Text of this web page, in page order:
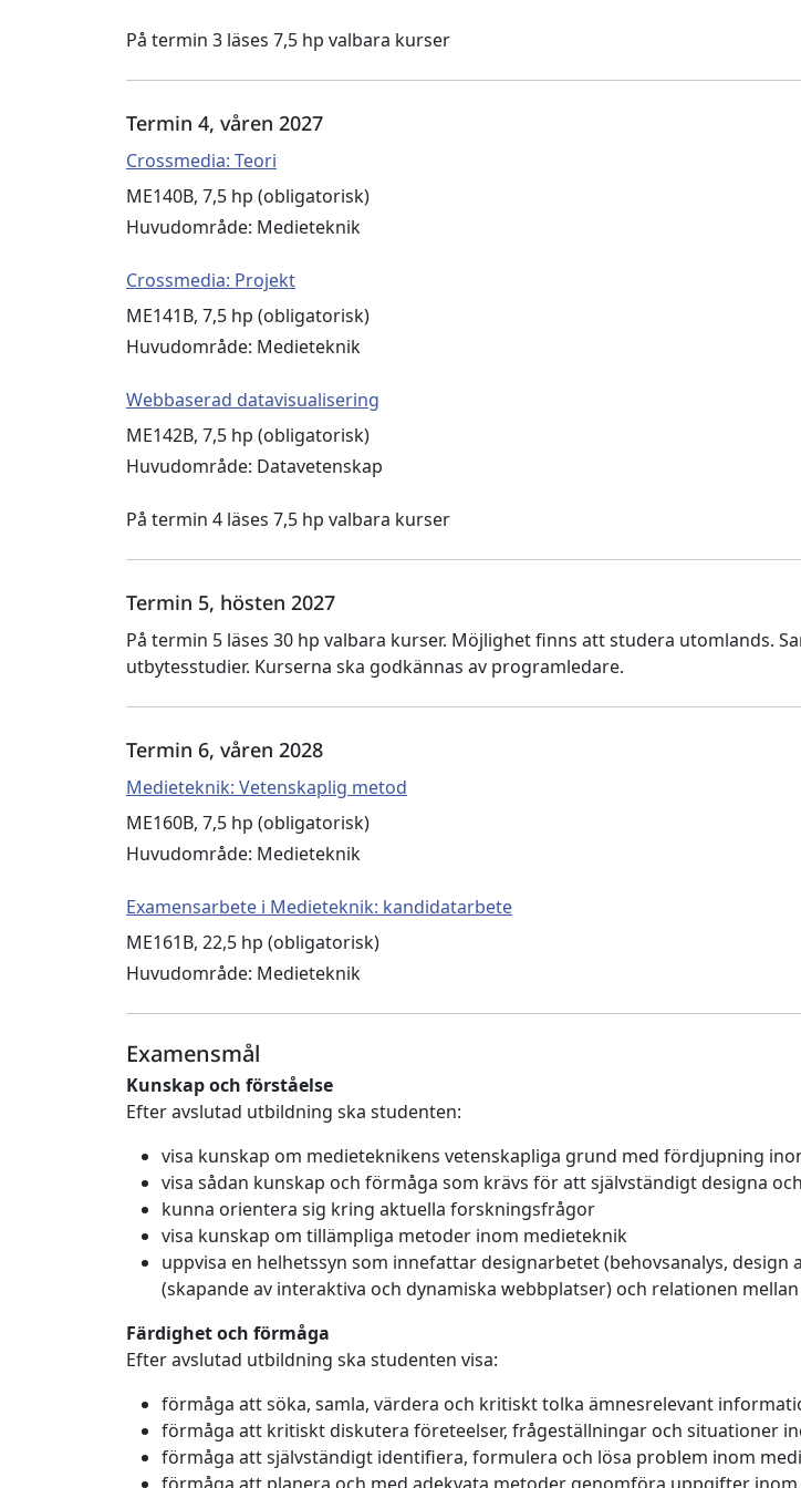
På termin 3 läses 7,5 hp valbara kurser
Termin 4, våren 2027
Crossmedia: Teori
ME140B, 7,5 hp (obligatorisk)
Huvudområde: Medieteknik
Crossmedia: Projekt
ME141B, 7,5 hp (obligatorisk)
Huvudområde: Medieteknik
Webbaserad datavisualisering
ME142B, 7,5 hp (obligatorisk)
Huvudområde: Datavetenskap
På termin 4 läses 7,5 hp valbara kurser
Termin 5, hösten 2027
På termin 5 läses 30 hp valbara kurser. Möjlighet finns att studera utomlands.
utbytesstudier. Kurserna ska godkännas av programledare.
Termin 6, våren 2028
Medieteknik: Vetenskaplig metod
ME160B, 7,5 hp (obligatorisk)
Huvudområde: Medieteknik
Examensarbete i Medieteknik: kandidatarbete
ME161B, 22,5 hp (obligatorisk)
Huvudområde: Medieteknik
Examensmål
Kunskap och förståelse
Efter avslutad utbildning ska studenten:
visa kunskap om medieteknikens vetenskapliga grund med fördjupning
visa sådan kunskap och förmåga som krävs för att självständigt designa
kunna orientera sig kring aktuella forskningsfrågor
visa kunskap om tillämpliga metoder inom medieteknik
uppvisa en helhetssyn som innefattar designarbetet (behovsanalys,
(skapande av interaktiva och dynamiska webbplatser) och relationen mellan
Färdighet och förmåga
Efter avslutad utbildning ska studenten visa:
förmåga att söka, samla, värdera och kritiskt tolka ämnesrelevant
förmåga att kritiskt diskutera företeelser, frågeställningar och situationer
förmåga att självständigt identifiera, formulera och lösa problem inom